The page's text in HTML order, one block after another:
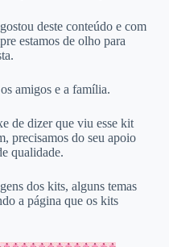
deste conteúdo e com
estamos de olho para
amigos e a família.
de dizer que viu esse kit
precisamos do seu apoio
qualidade.
dos kits, alguns temas
a página que os kits